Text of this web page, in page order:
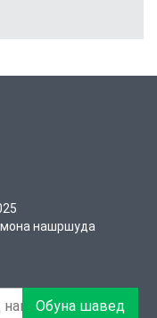
нашршуда
Обуна шавед